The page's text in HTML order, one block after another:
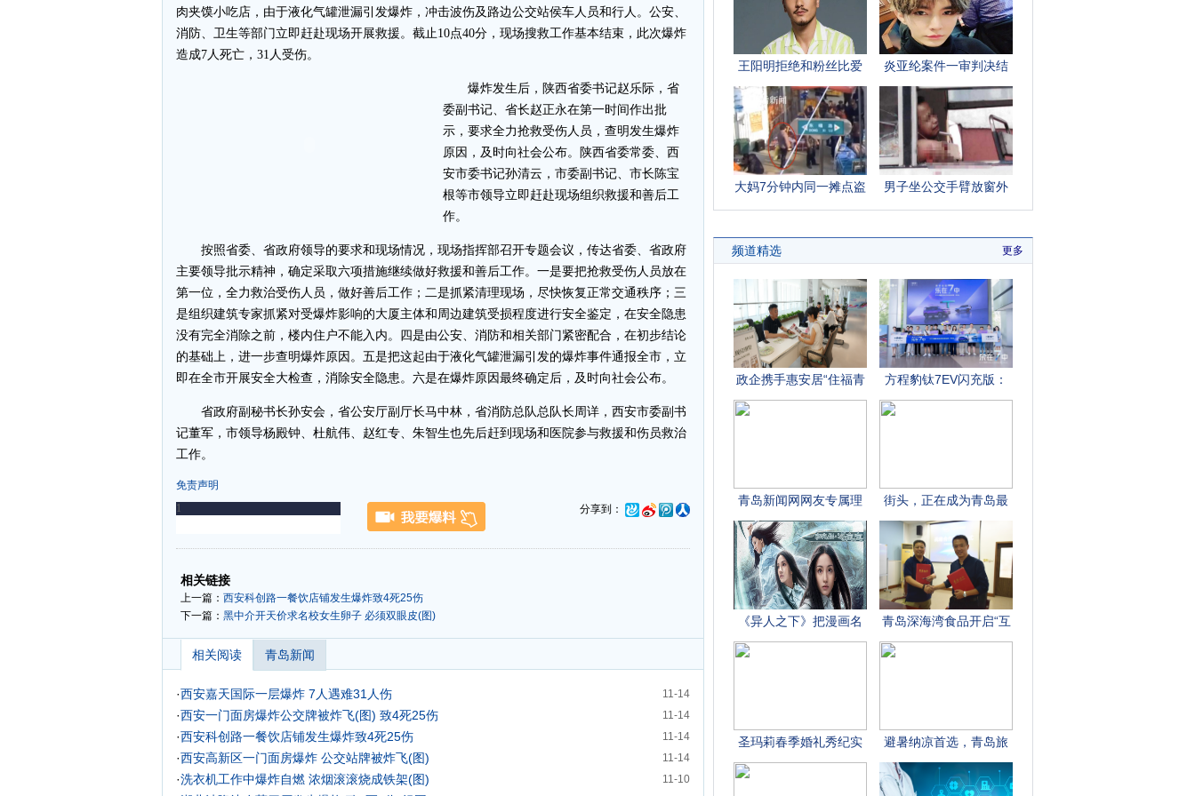
肉夹馍小吃店，由于液化气罐泄漏引发爆炸，冲击波伤及路边公交站侯车人员和行人。公安、
消防、卫生等部门立即赶赴现场开展救援。截止10点40分，现场搜救工作基本结束，此次爆炸
造成7人死亡，31人受伤。
爆炸发生后，陕西省委书记赵乐际，省
委副书记、省长赵正永在第一时间作出批
示，要求全力抢救受伤人员，查明发生爆炸
原因，及时向社会公布。陕西省委常委、西
安市委书记孙清云，市委副书记、市长陈宝
根等市领导立即赶赴现场组织救援和善后工
作。
按照省委、省政府领导的要求和现场情况，现场指挥部召开专题会议，传达省委、省政府
主要领导批示精神，确定采取六项措施继续做好救援和善后工作。一是要把抢救受伤人员放在
第一位，全力救治受伤人员，做好善后工作；二是抓紧清理现场，尽快恢复正常交通秩序；三
是组织建筑专家抓紧对受爆炸影响的大厦主体和周边建筑受损程度进行安全鉴定，在安全隐患
没有完全消除之前，楼内住户不能入内。四是由公安、消防和相关部门紧密配合，在初步结论
的基础上，进一步查明爆炸原因。五是把这起由于液化气罐泄漏引发的爆炸事件通报全市，立
即在全市开展安全大检查，消除安全隐患。六是在爆炸原因最终确定后，及时向社会公布。
省政府副秘书长孙安会，省公安厅副厅长马中林，省消防总队总队长周详，西安市委副书
记董军，市领导杨殿钟、杜航伟、赵红专、朱智生也先后赶到现场和医院参与救援和伤员救治
工作。
免责声明
分享到：
-
相关链接
上一篇： 西安科创路一餐饮店铺发生爆炸致4死25伤
下一篇： 黑中介开天价求名校女生卵子 必须双眼皮(图)
相关阅读 青岛新闻
11-14
·西安嘉天国际一层爆炸 7人遇难31人伤
11-14
·西安一门面房爆炸公交牌被炸飞(图) 致4死25伤
11-14
·西安科创路一餐饮店铺发生爆炸致4死25伤
11-14
·西安高新区一门面房爆炸 公交站牌被炸飞(图)
11-10
·洗衣机工作中爆炸自燃 浓烟滚滚烧成铁架(图)